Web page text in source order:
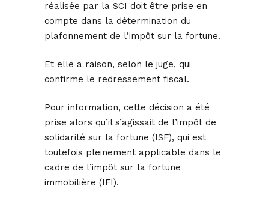
réalisée par la SCI doit être prise en
compte dans la détermination du
plafonnement de l’impôt sur la fortune.
Et elle a raison, selon le juge, qui
confirme le redressement fiscal.
Pour information, cette décision a été
prise alors qu’il s’agissait de l’impôt de
solidarité sur la fortune (ISF), qui est
toutefois pleinement applicable dans le
cadre de l’impôt sur la fortune
immobilière (IFI).